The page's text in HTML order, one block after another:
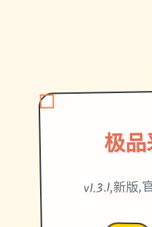
极品
v1.3.1,新版